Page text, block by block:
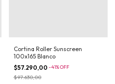
Cortina Roller Sunscreen
100x165 Blanco
$57.290,00 -41%OFF
$97.630,00